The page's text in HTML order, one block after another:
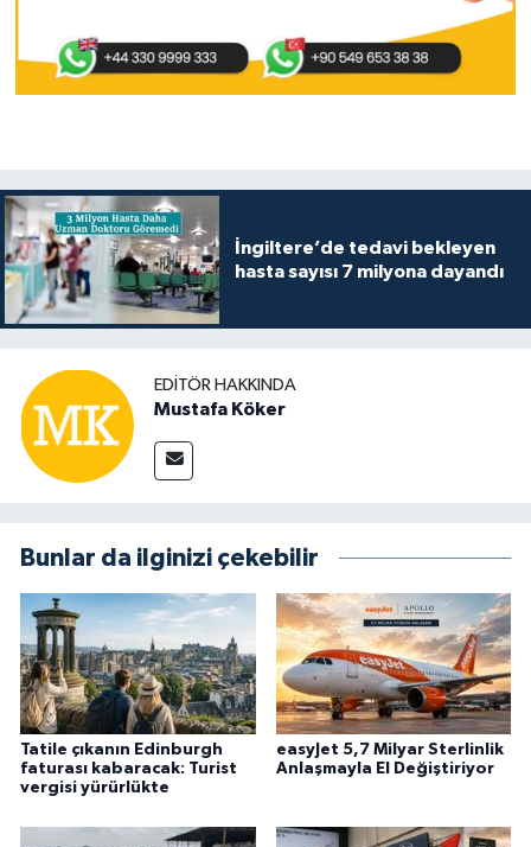
İngiltere’de tedavi bekleyen
hasta sayısı 7 milyona dayandı
EDITÖR HAKKINDA
Mustafa Köker
Bunlar da ilginizi çekebilir
Tatile çıkanın Edinburgh
faturası kabaracak: Turist
vergisi yürürlükte
easyJet 5,7 Milyar Sterlinlik
Anlaşmayla El Değiştiriyor